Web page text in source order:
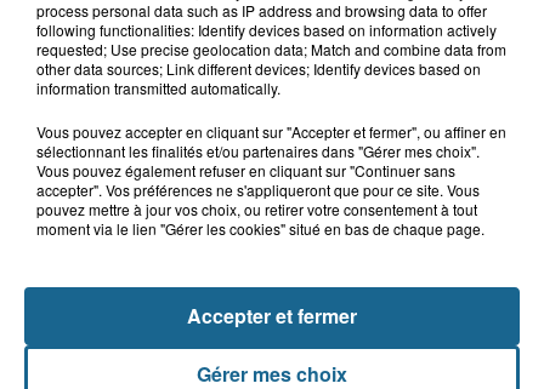
vous ne pouvez plus faire
process personal data such as IP address and browsing data to offer
following functionalities: Identify devices based on information actively
requested; Use precise geolocation data; Match and combine data from
other data sources; Link different devices; Identify devices based on
information transmitted automatically.
Vous pouvez accepter en cliquant sur "Accepter et fermer", ou affiner en
sélectionnant les finalités et/ou partenaires dans "Gérer mes choix".
Vous pouvez également refuser en cliquant sur "Continuer sans
accepter". Vos préférences ne s'appliqueront que pour ce site. Vous
pouvez mettre à jour vos choix, ou retirer votre consentement à tout
moment via le lien "Gérer les cookies" situé en bas de chaque page.
Gérer mes choix
Accepter et fermer